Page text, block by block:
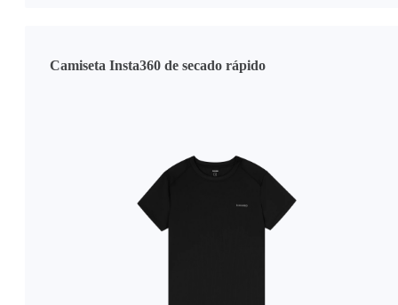
Camiseta Insta360 de secado rápido